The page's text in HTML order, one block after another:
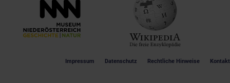
Impressum Datenschutz Rechtliche Hinweise Kontakt